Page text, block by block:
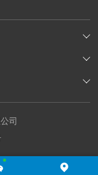



司